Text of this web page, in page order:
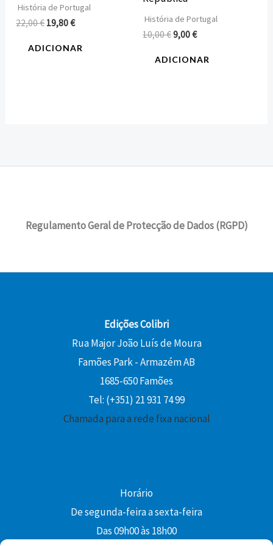
História de Portugal
22,00€ 19,80€
ADICIONAR
História de Portugal
10,00€9,00€
ADICIONAR
Regulamento Geral de Protecção de Dados (RGPD)
Edições Colibri
Rua Major João Luís de Moura
Famões Park - Armazém AB
1685-650 Famões
Tel: (+351) 21 931 74 99
Chamada para a rede fixa nacional
Horário
De segunda-feira a sexta-feira
Das 09h00 às 18h00